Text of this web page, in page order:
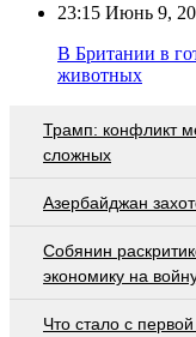
23:15 Июнь 9,
В Британии в
животных
Трамп: конфликт
сложных
Азербайджан
Собянин
экономику на
Что стало с